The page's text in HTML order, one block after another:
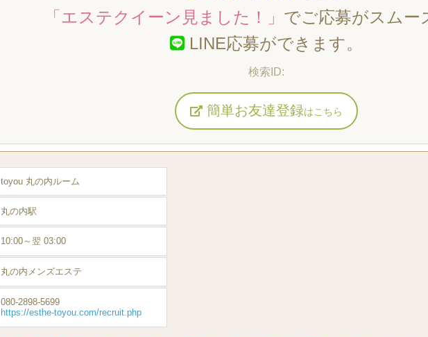
「エステクイーン見ました！」 でご応募がスムー
LINE応募ができます。
簡単お友達登録はこちら
toyou 丸の内ルーム
丸の内駅
10:00～翌 03:00
丸の内メンズエステ
080-2898-5699
https://esthe-toyou.com/recruit.php